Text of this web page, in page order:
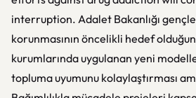
interruption. Adalet Bakanlığı
korunmasının öncelikli hedef
kurumlarında uygulanan yeni
topluma uyumunu kolaylaştırması